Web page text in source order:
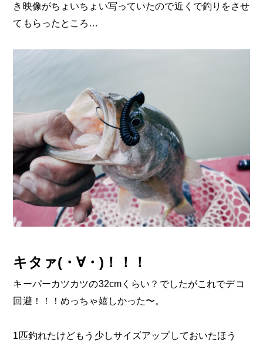
き映像がちょいちょい写っていたので近くで釣りをさせ
てもらったところ…
キタァ(・∀・)！！！
キーパーカツカツの32cmくらい？でしたがこれでデコ
回避！！！めっちゃ嬉しかった〜。
1匹釣れたけどもう少しサイズアップしておいたほう